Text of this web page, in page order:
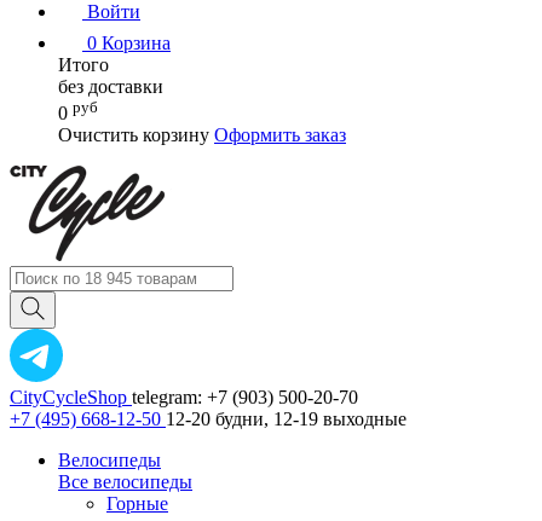
Войти
0 Корзина
Итого
без доставки
0 руб
Очистить корзину Оформить заказ
CityCycleShop telegram: +7 (903) 500-20-70
+7 (495) 668-12-50 12-20 будни, 12-19 выходные
Велосипеды
Все велосипеды
Горные